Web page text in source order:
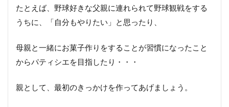
たとえば、野球好きな父親に連れられて野球観戦をする
うちに、「自分もやりたい」と思ったり、
母親と一緒にお菓子作りをすることが習慣になったこと
からパティシエを目指したり・・・
親として、最初のきっかけを作ってあげましょう。